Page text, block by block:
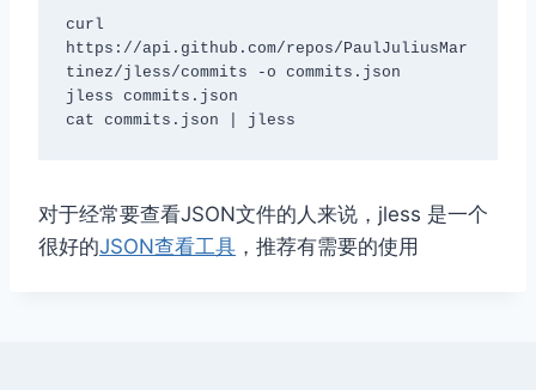
curl
https://api.github.com/repos/PaulJuliusMar
tinez/jless/commits -o commits.json
jless commits.json
cat commits.json | jless
对于经常要查看JSON文件的人来说，jless 是一个
很好的JSON查看工具 ，推荐有需要的使用